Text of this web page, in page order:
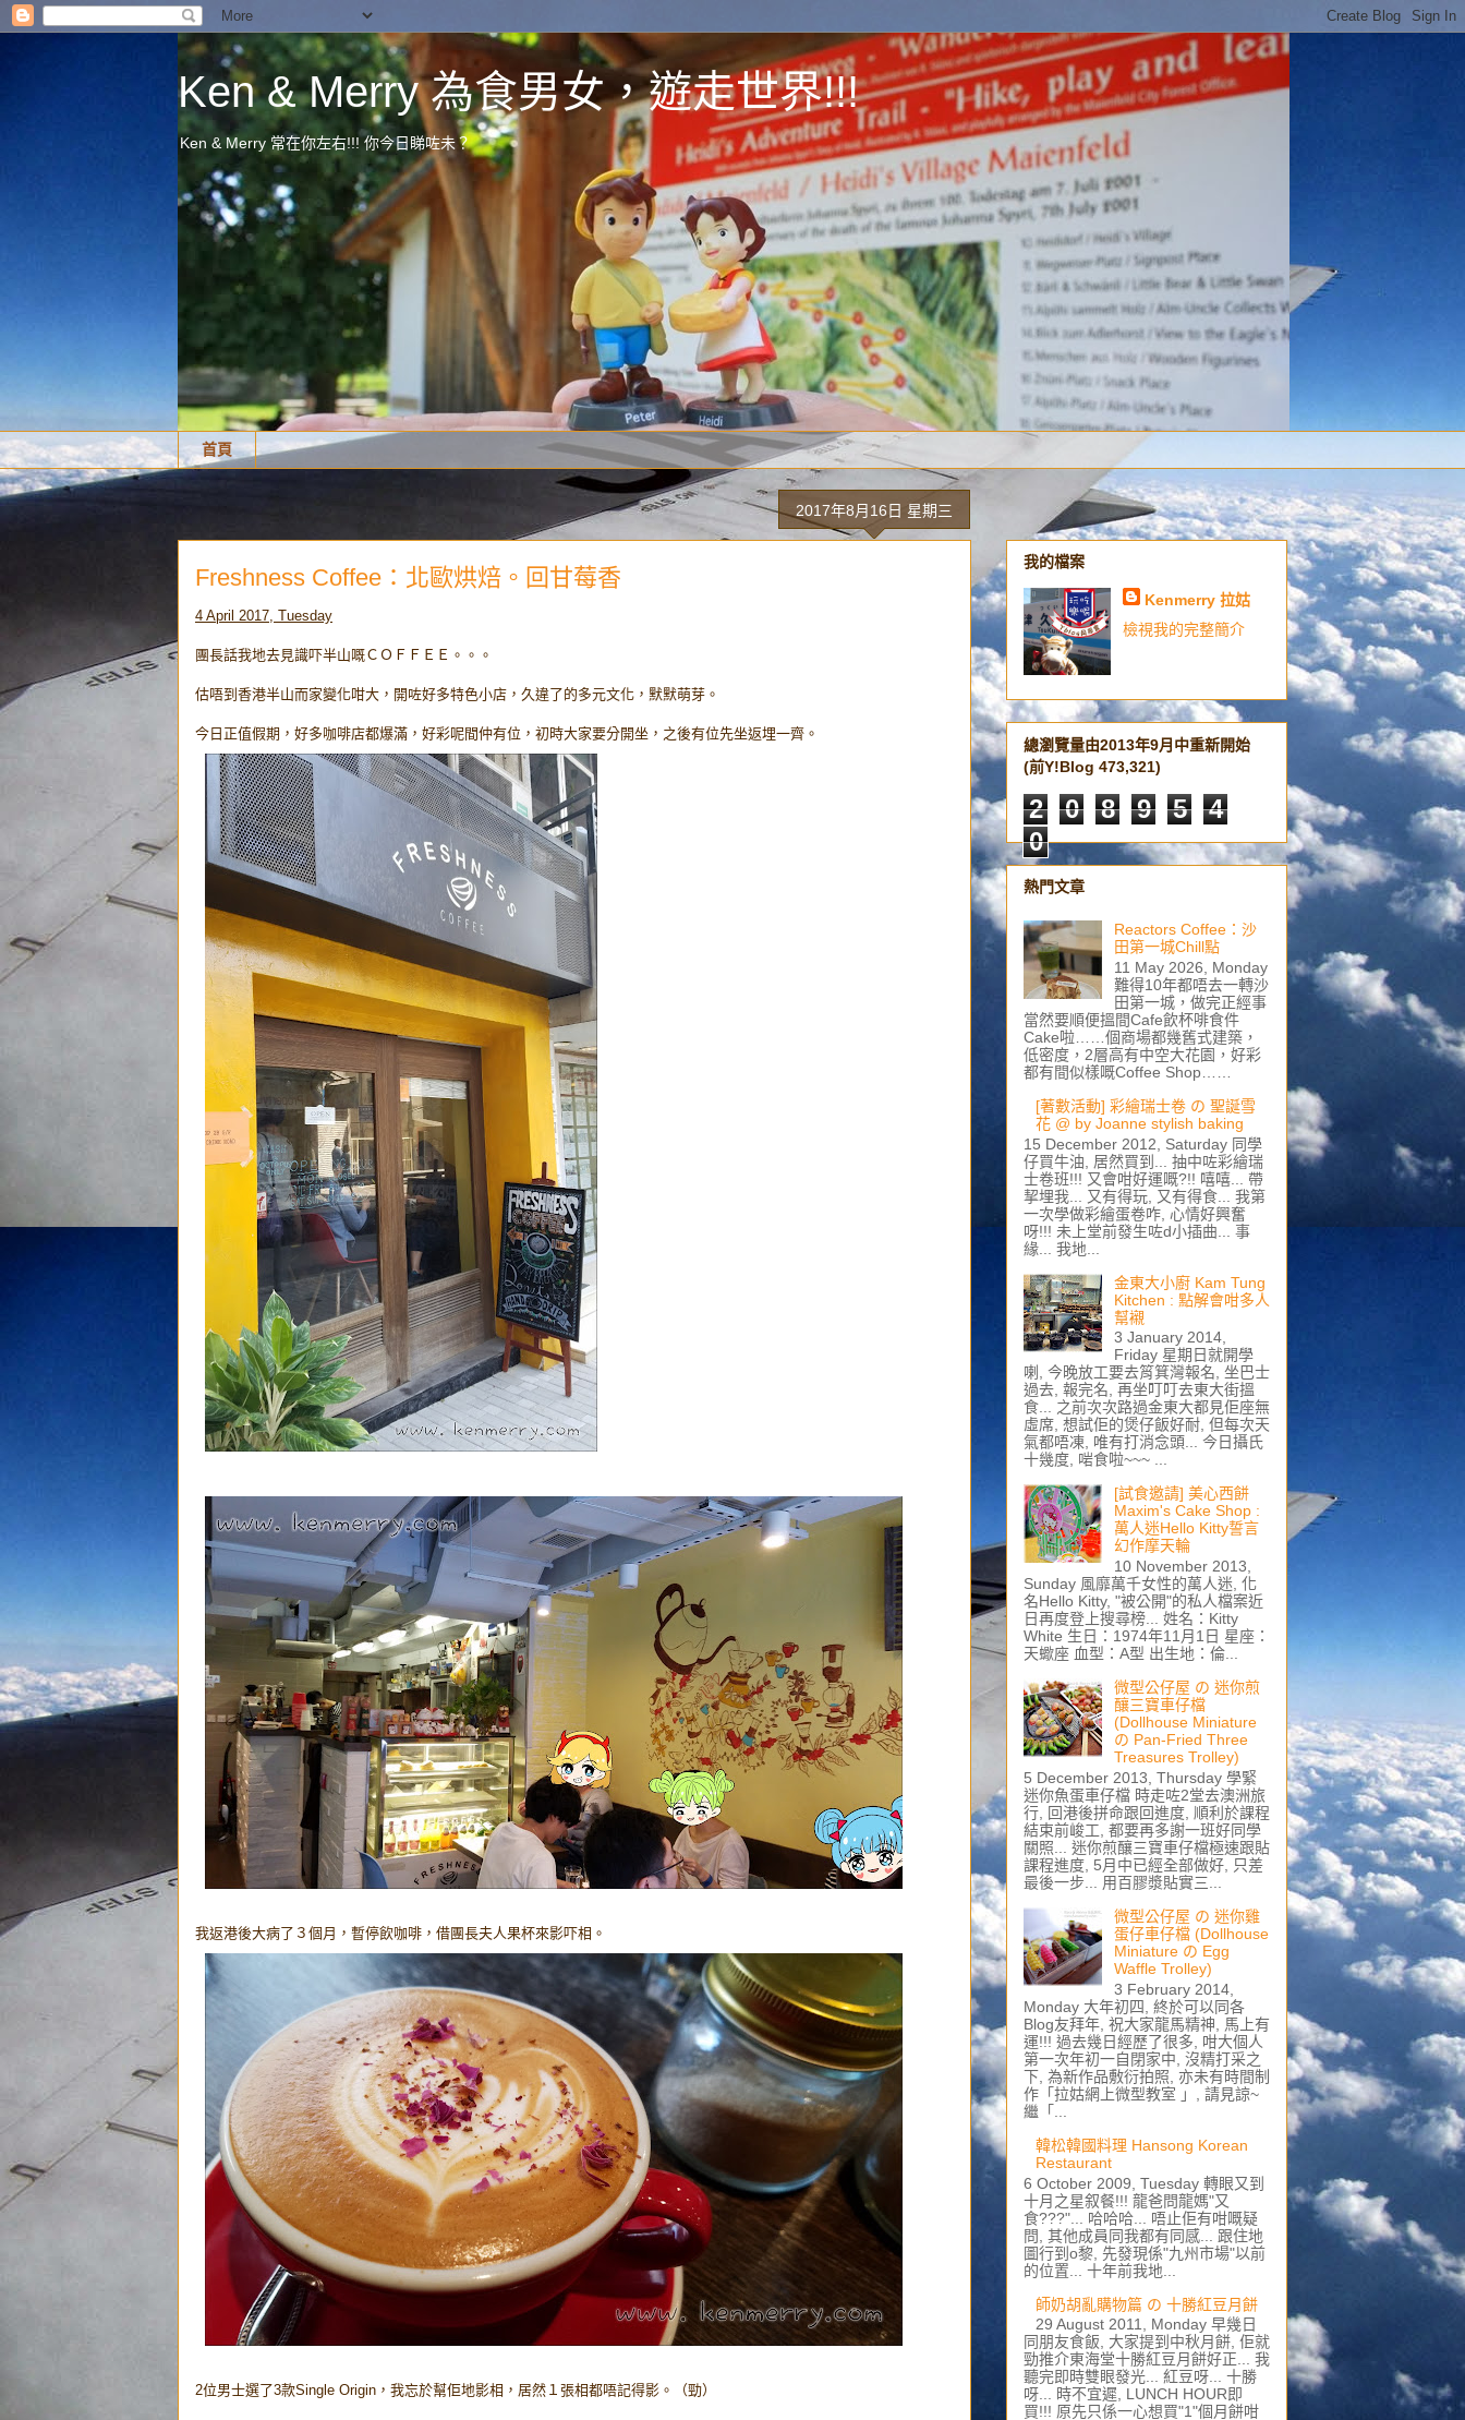
Ken & Merry 為食男女，遊走世界!!!
Ken & Merry 常在你左右!!! 你今日睇咗未？
首頁
2017年8月16日 星期三
Freshness Coffee：北歐烘焙。回甘莓香
4 April 2017, Tuesday
團長話我地去見識吓半山嘅ＣＯＦＦＥＥ。。。
估唔到香港半山而家變化咁大，開咗好多特色小店，久違了的多元文化，默默萌芽。
今日正值假期，好多咖啡店都爆滿，好彩呢間仲有位，初時大家要分開坐，之後有位先坐返埋一齊。
我返港後大病了３個月，暫停飲咖啡，借團長夫人果杯來影吓相。
2位男士選了3款Single Origin，我忘於幫佢地影相，居然１張相都唔記得影。（勁）
我的檔案
Kenmerry 拉姑
檢視我的完整簡介
總瀏覽量由2013年9月中重新開始
(前Y!Blog 473,321)
2 0 8 9 5
4
0
熱門文章
Reactors Coffee：沙
田第一城Chill點
11 May 2026, Monday
難得10年都唔去一轉沙
田第一城，做完正經事
當然要順便搵間Cafe飲杯啡食件
Cake啦……個商場都幾舊式建築，
低密度，2層高有中空大花園，好彩
都有間似樣嘅Coffee Shop……
[著數活動] 彩繪瑞士卷 の 聖誕雪
花 @ by Joanne stylish baking
15 December 2012, Saturday 同學
仔買牛油, 居然買到... 抽中咗彩繪瑞
士卷班!!! 又會咁好運嘅?!! 嘻嘻... 帶
挈埋我... 又有得玩, 又有得食... 我第
一次學做彩繪蛋卷咋, 心情好興奮
呀!!! 未上堂前發生咗d小插曲... 事
緣... 我地...
金東大小廚 Kam Tung
Kitchen : 點解會咁多人
幫襯
3 January 2014,
Friday 星期日就開學
喇, 今晚放工要去筲箕灣報名, 坐巴士
過去, 報完名, 再坐叮叮去東大街搵
食... 之前次次路過金東大都見佢座無
虛席, 想試佢的煲仔飯好耐, 但每次天
氣都唔凍, 唯有打消念頭... 今日攝氏
十幾度, 啱食啦~~~ ...
[試食邀請] 美心西餅
Maxim's Cake Shop :
萬人迷Hello Kitty誓言
幻作摩天輪
10 November 2013,
Sunday 風靡萬千女性的萬人迷, 化
名Hello Kitty, "被公開"的私人檔案近
日再度登上搜尋榜... 姓名：Kitty
White 生日：1974年11月1日 星座：
天蠍座 血型：A型 出生地：倫...
微型公仔屋 の 迷你煎
釀三寶車仔檔
(Dollhouse Miniature
の Pan-Fried Three
Treasures Trolley)
5 December 2013, Thursday 學緊
迷你魚蛋車仔檔 時走咗2堂去澳洲旅
行, 回港後拼命跟回進度, 順利於課程
結束前峻工, 都要再多謝一班好同學
關照... 迷你煎釀三寶車仔檔極速跟貼
課程進度, 5月中已經全部做好, 只差
最後一步... 用百膠漿貼實三...
微型公仔屋 の 迷你雞
蛋仔車仔檔 (Dollhouse
Miniature の Egg
Waffle Trolley)
3 February 2014,
Monday 大年初四, 終於可以同各
Blog友拜年, 祝大家龍馬精神, 馬上有
運!!! 過去幾日經歷了很多, 咁大個人
第一次年初一自閉家中, 沒精打采之
下, 為新作品敷衍拍照, 亦未有時間制
作「拉姑網上微型教室 」, 請見諒~
繼「...
韓松韓國料理 Hansong Korean
Restaurant
6 October 2009, Tuesday 轉眼又到
十月之星叙餐!!! 龍爸問龍媽"又
食???"... 哈哈哈... 唔止佢有咁嘅疑
問, 其他成員同我都有同感... 跟住地
圖行到o黎, 先發現係"九州市場"以前
的位置... 十年前我地...
師奶胡亂購物篇 の 十勝紅豆月餅
29 August 2011, Monday 早幾日
同朋友食飯, 大家提到中秋月餅, 佢就
勁推介東海堂十勝紅豆月餅好正... 我
聽完即時雙眼發光... 紅豆呀... 十勝
呀... 時不宜遲, LUNCH HOUR即
買!!! 原先只係一心想買"1"個月餅咁